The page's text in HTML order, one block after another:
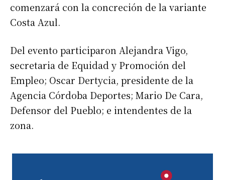
comenzará con la concreción de la variante
Costa Azul.
Del evento participaron Alejandra Vigo,
secretaria de Equidad y Promoción del
Empleo; Oscar Dertycia, presidente de la
Agencia Córdoba Deportes; Mario De Cara,
Defensor del Pueblo; e intendentes de la
zona.